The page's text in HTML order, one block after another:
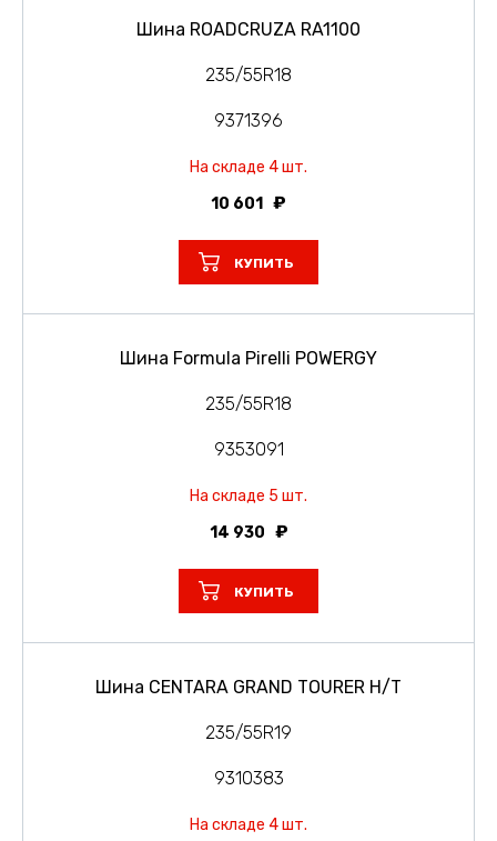
Шина ROADCRUZA RA1100
235/55R18
9371396
На складе 4 шт.
10 601
КУПИТЬ
Шина Formula Pirelli POWERGY
235/55R18
9353091
На складе 5 шт.
14 930
КУПИТЬ
Шина CENTARA GRAND TOURER H/T
235/55R19
9310383
На складе 4 шт.